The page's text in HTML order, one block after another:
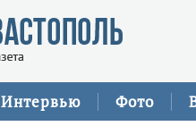
Интервью Фото